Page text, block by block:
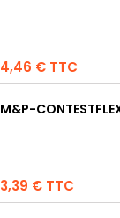
Prix
4,46 € TTC
Prix
3,39 € TTC